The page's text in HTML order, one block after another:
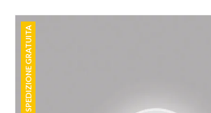
SPEDIZIONE GRATUITA
SPEDIZIONE GRATUITA